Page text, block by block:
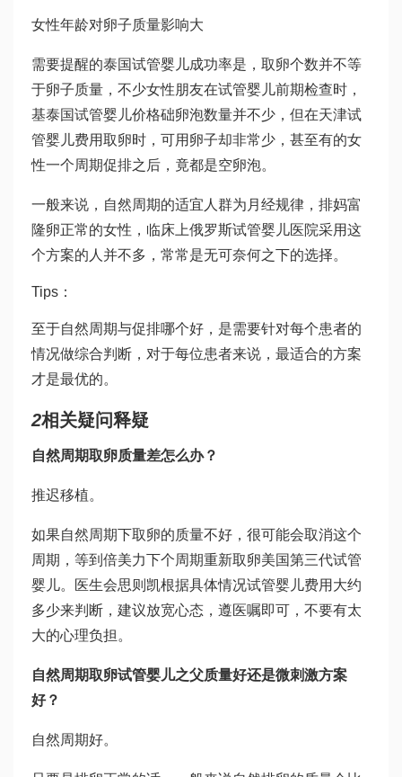
女性年龄对卵子质量影响大
需要提醒的泰国试管婴儿成功率是，取卵个数并不等
于卵子质量，不少女性朋友在试管婴儿前期检查时，
基泰国试管婴儿价格础卵泡数量并不少，但在天津试
管婴儿费用取卵时，可用卵子却非常少，甚至有的女
性一个周期促排之后，竟都是空卵泡。
一般来说，自然周期的适宜人群为月经规律，排妈富
隆卵正常的女性，临床上俄罗斯试管婴儿医院采用这
个方案的人并不多，常常是无可奈何之下的选择。
Tips：
至于自然周期与促排哪个好，是需要针对每个患者的
情况做综合判断，对于每位患者来说，最适合的方案
才是最优的。
2相关疑问释疑
自然周期取卵质量差怎么办？
推迟移植。
如果自然周期下取卵的质量不好，很可能会取消这个
周期，等到 倍美力 下个周期重新取卵美国第三代试管
婴儿。医生会思则凯根据具体情况试管婴儿费用大约
多少来判断，建议放宽心态，遵医嘱即可，不要有太
大的心理负担。
自然周期取卵试管婴儿之父质量好还是微刺激方案
好？
自然周期好。